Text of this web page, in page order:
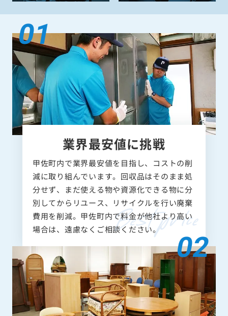
業界最安値に挑戦
甲佐町内で業界最安値を目指し、コストの削
減に取り組んでいます。回収品はそのまま処
分せず、まだ使える物や資源化できる物に分
別してからリユース、リサイクルを行い廃棄
費用を削減。甲佐町内で料金が他社より高い
場合は、遠慮なくご相談ください。